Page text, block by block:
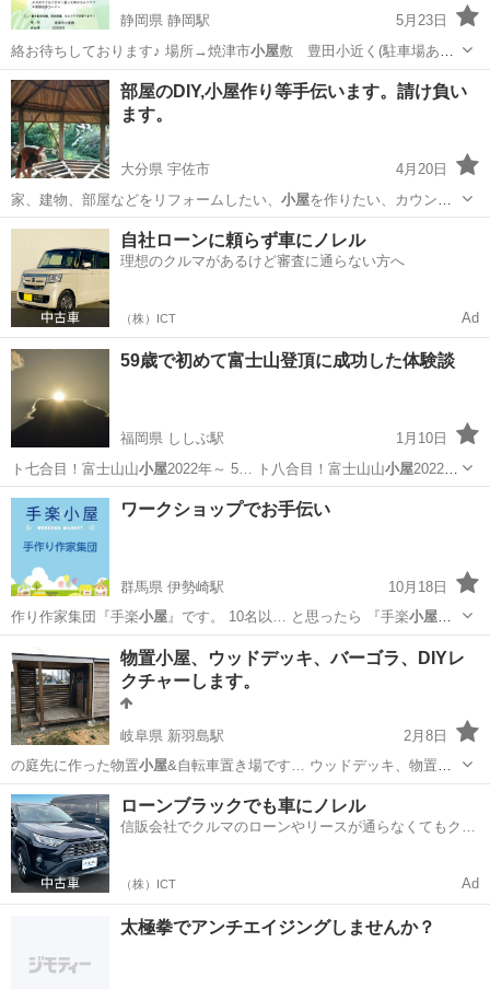
静岡県 静岡駅
5月23日
絡お待ちしております♪ 場所→焼津市小屋敷 豊田小近く(駐車場あり)
定員4名…
静岡 焼津市 静岡駅 その他 講座
部屋のDIY,小屋作り等手伝います。請け負い
ます。
大分県 宇佐市
4月20日
家、建物、部屋などをリフォームしたい、 小屋を作りたい、カウンタ
ー、棚、薪ストーブ…
大分 宇佐市 木工 小屋
自社ローンに頼らず車にノレル
理想のクルマがあるけど審査に通らない方へ
（株）ICT Ad
59歳で初めて富士山登頂に成功した体験談
福岡県 ししぶ駅
1月10日
ト七合目！富士山山小屋2022年～ 5… ト八合目！富士山山小屋2022年
～！ …
福岡 古賀市 ししぶ駅 ウォーキング
ワークショップでお手伝い
群馬県 伊勢崎駅
10月18日
作り作家集団『手楽小屋』です。 10名以… と思ったら 『手楽小屋』
のワークショップ…
伊勢崎市 伊勢崎駅 その他
物置小屋、ウッドデッキ、バーゴラ、DIYレ
クチャーします。
岐阜県 新羽島駅
2月8日
の庭先に作った物置小屋&自転車置き場です… ウッドデッキ、物置小
屋
などをDIYで作っ… お持ちの方 物置小屋を建てたい バーゴ… ん
か？ 要らない小屋などあれば譲ってく…
岐阜 羽島市 新羽島駅 木工
ローンブラックでも車にノレル
信販会社でクルマのローンやリースが通らなくてもクル
（株）ICT Ad
太極拳でアンチエイジングしませんか？